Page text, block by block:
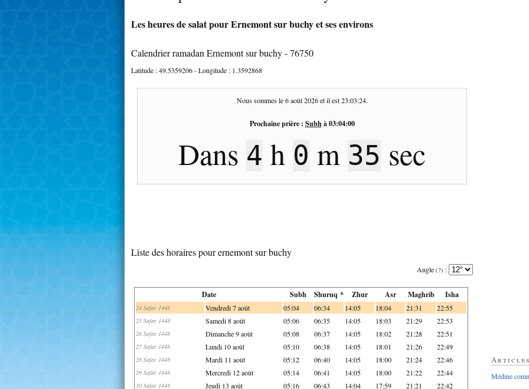
Les heures de salat pour Ernemont sur buchy et ses environs
Calendrier ramadan Ernemont sur buchy - 76750
Latitude :49.5359206- Longitude : 1.3592868
Nous sommes le6 août 2026et il est23:03:25.
Prochaine prière : Subhà03:04:00
Dans 4 h 0 m 34 sec
Liste des horaires pour ernemont sur buchy
Angle (?) :
Date Subh Shuruq * Zhur Asr Maghrib Isha
24 Safar 1448 Vendredi 7 août 05:04 06:34 14:05 18:04 21:31 22:55
25 Safar 1448 Samedi 8 août 05:06 06:35 14:05 18:03 21:29 22:53
26 Safar 1448 Dimanche 9 août 05:08 06:37 14:05 18:02 21:28 22:51
27 Safar 1448 Lundi 10 août 05:10 06:38 14:05 18:01 21:26 22:49
28 Safar 1448 Mardi 11 août 05:12 06:40 14:05 18:00 21:24 22:46
29 Safar 1448 Mercredi 12 août 05:14 06:41 14:05 18:00 21:22 22:44
30 Safar 1448 Jeudi 13 août 05:16 06:43 14:04 17:59 21:21 22:42
Médine